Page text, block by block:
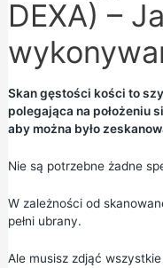
DEXA) –
Skan gęstości kości to
polegająca na położeniu
aby można było
Nie są potrzebne żadne
W zależności od
pełni ubrany.
Ale musisz zdjąć